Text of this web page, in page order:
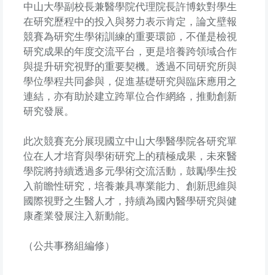
中山大學副校長兼醫學院代理院長許博欽對學生
在研究歷程中的投入與努力表示肯定，論文壁報
競賽為研究生學術訓練的重要環節，不僅是檢視
研究成果的年度交流平台，更是培養跨領域合作
與提升研究視野的重要契機。透過不同研究所與
學位學程共同參與，促進基礎研究與臨床應用之
連結，亦有助於建立跨單位合作網絡，推動創新
研究發展。
此次競賽充分展現國立中山大學醫學院各研究單
位在人才培育與學術研究上的積極成果，未來醫
學院將持續透過多元學術交流活動，鼓勵學生投
入前瞻性研究，培養兼具專業能力、創新思維與
國際視野之生醫人才，持續為國內醫學研究與健
康產業發展注入新動能。
（公共事務組編修）